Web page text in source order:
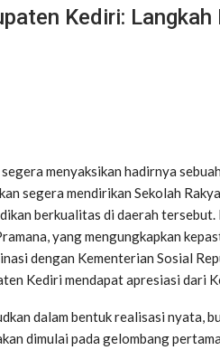
Kediri: Langkah
menyaksikan hadirnya
segera mendirikan Sekolah
berkualitas di daerah
yang mengungkapkan
dengan Kementerian Sosial
Kediri mendapat apresiasi dari
dalam bentuk realisasi nyata,
dimulai pada gelombang